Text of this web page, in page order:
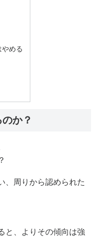
める
か？
、周りから認められた
と、よりその傾向は強